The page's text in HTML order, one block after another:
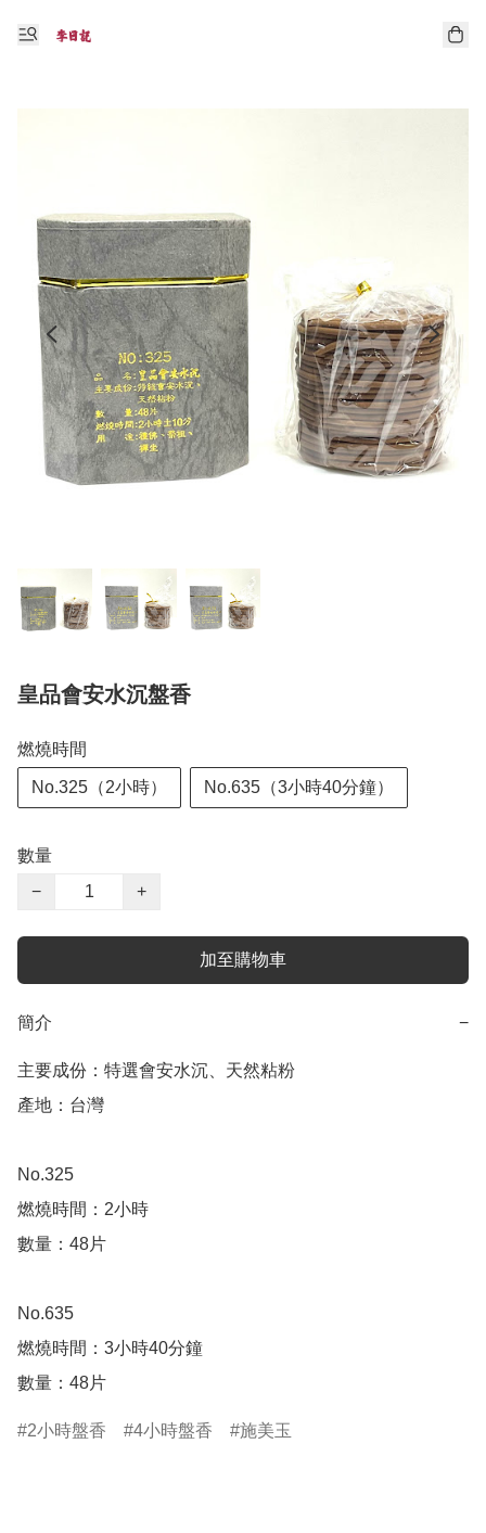
皇品會安水沉盤香
燃燒時間
No.325（2小時） No.635（3小時40分鐘）
數量
−
+
加至購物車
簡介 −
主要成份：特選會安水沉、天然粘粉
產地：台灣
No.325
燃燒時間：2小時
數量：48片
No.635
燃燒時間：3小時40分鐘
數量：48片
2小時盤香 4小時盤香 施美玉